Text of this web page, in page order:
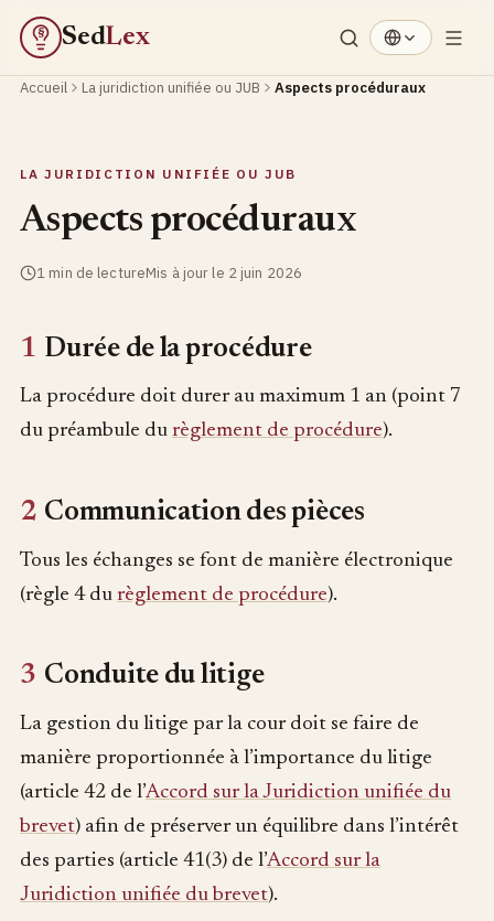
§ SedLex
Accueil La juridiction unifiée ou JUB Aspects procéduraux
LA JURIDICTION UNIFIÉE OU JUB
Aspects procéduraux
1 min de lectureMis à jour le 2 juin 2026
1 Durée de la procédure
La procédure doit durer au maximum 1 an (point 7
du préambule du règlement de procédure).
2 Communication des pièces
Tous les échanges se font de manière électronique
(règle 4 du règlement de procédure).
3 Conduite du litige
La gestion du litige par la cour doit se faire de
manière proportionnée à l’importance du litige
(article 42 de l’Accord sur la Juridiction unifiée du
brevet) afin de préserver un équilibre dans l’intérêt
des parties (article 41(3) de l’Accord sur la
Juridiction unifiée du brevet).